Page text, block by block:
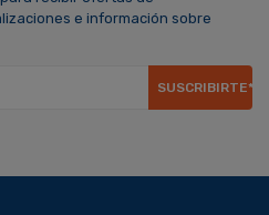
e información sobre
SUSCRIBIRTE*